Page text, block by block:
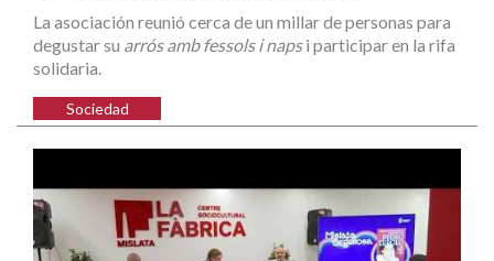
La asociación reunió cerca de un millar de personas para
degustar su arrós amb fessols i napsi participar en la rifa
solidaria.
Sociedad